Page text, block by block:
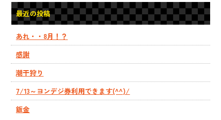
最近の投稿
あれ・・8月！？
感謝
潮干狩り
7/13～ヨンデジ券利用できます(^^)/
鈑金